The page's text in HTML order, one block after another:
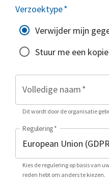
Verzoektype*
Verwijder mijn
Stuur me een
Volledige naam*
Dit wordt door de organisatie
Regulering*
Kies de regulering op basis van
reden hebt om anders te kiezen.